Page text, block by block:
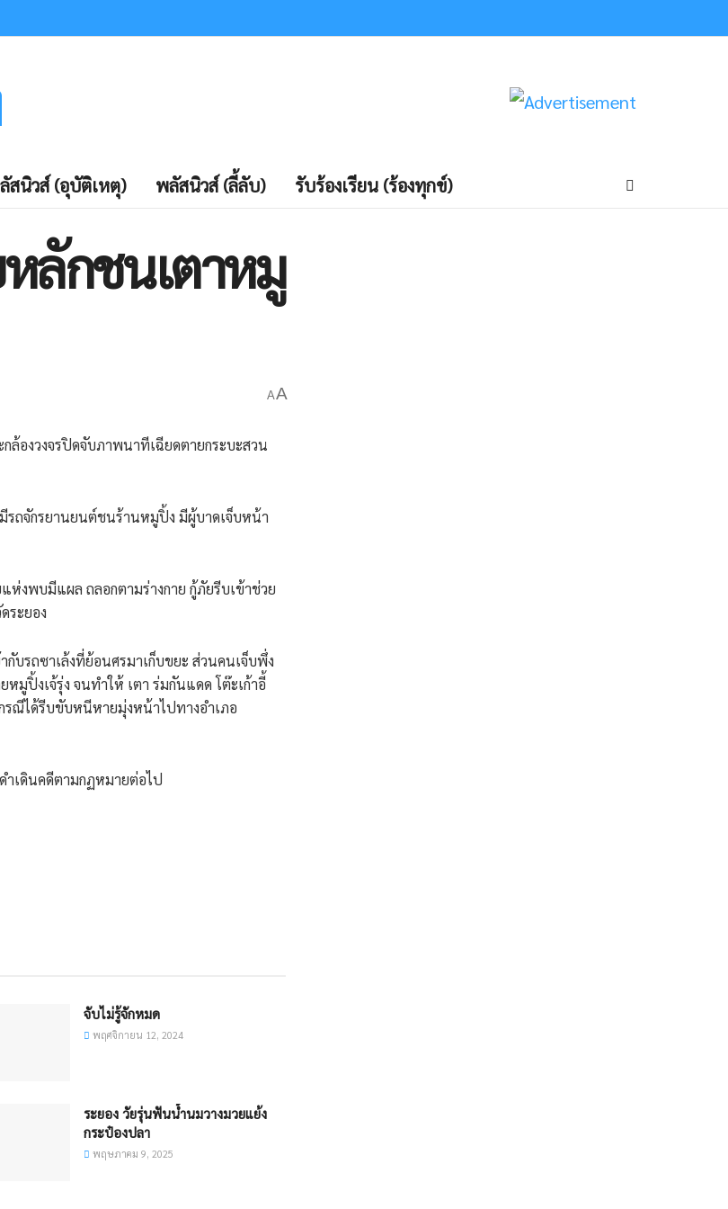
สนิวส์ (อุบัติเหตุ) พลัสนิวส์ (ลี้ลับ) รับร้องเรียน (ร้องทุกข์)
ลักชนเตาหมู
AA
ล้องวงจรปิดจับภาพนาทีเฉียดตายกระบะสวน
รถจักรยานยนต์ชนร้านหมูปิ้ง มีผู้บาดเจ็บหน้า
งพบมีแผล ถลอกตามร่างกาย กู้ภัยรีบเข้าช่วย
ระยอง
บรถซาเล้งที่ย้อนศรมาเก็บขยะ ส่วนคนเจ็บพึ่ง
มูปิ้งเจ้รุ่ง จนทำให้ เตา ร่มกันแดด โต๊ะเก้าอี้
รณีได้รีบขับหนีหายมุ่งหน้าไปทางอำเภอ
ำเดินคดีตามกฏหมายต่อไป
จับไม่รู้จักหมด
พฤศจิกายน 12, 2024
ระยอง วัยรุ่นฟันน้ำนมวางมวยแย้ง
กระป๋องปลา
พฤษภาคม 9, 2025